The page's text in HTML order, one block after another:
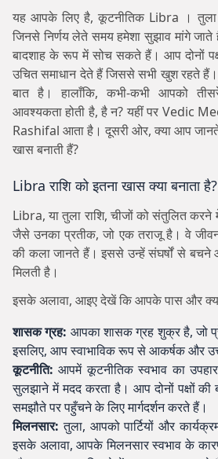
यह आपके लिए है, कूटनीतिक Libra ।
जिनसे निर्णय लेते समय हमेशा सुझाव मांगे
बादशाह के रूप में सोच सकते हैं। आप दोनों
उचित समाधान देते हैं जिससे सभी खुश रहते
बात है। हालाँकि, कभी-कभी आपको
आवश्यकता होती है, है न? यहीं पर Vedic
Rashifal आता है। दूसरी ओर, क्या आप
खास बनाती हैं?
Libra राशि को इतना खास क्या बनाता है?
Libra, या तुला राशि, चीजों को संतुलित करने
जैसे उनका प्रतीक, जो एक तराजू है। वे
की कला जानते हैं। इससे उन्हें संघर्षों से बचने
मिलती है।
इसके अलावा, आइए देखें कि आपके पास और
शासक ग्रह: आपका शासक ग्रह शुक्र है, जो
इसलिए, आप स्वाभाविक रूप से आकर्षक और
कूटनीति:आपमें कूटनीतिक स्वभाव का
सुलझाने में मदद करता है। आप दोनों पक्षों
समझौते पर पहुँचने के लिए मार्गदर्शन करते हैं।
मिलनसार:तुला, आपको पार्टियों और
इसके अलावा, आपके मिलनसार स्वभाव के